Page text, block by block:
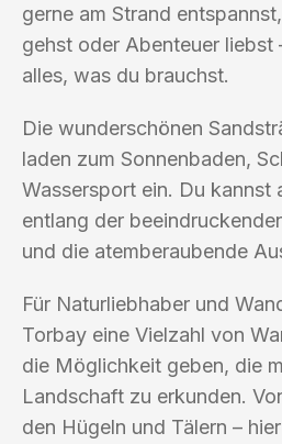
gerne am Strand
gehst oder Abenteuer liebst
alles, was du brauchst.
Die wunderschönen
laden zum Sonnenbaden,
Wassersport ein. Du kannst
entlang der
und die atemberaubende
Für Naturliebhaber und
Torbay eine Vielzahl von
die Möglichkeit geben, die
Landschaft zu erkunden.
den Hügeln und Tälern –